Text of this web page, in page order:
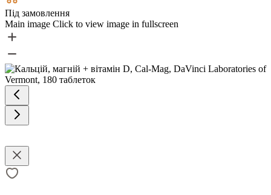
Під замовлення
Main image Click to view image in fullscreen